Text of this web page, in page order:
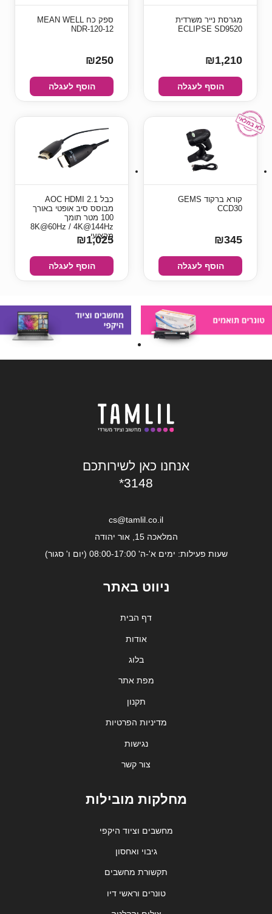
מגרסת נייר משרדית
ECLIPSE SD9520
₪1,210
הוסף לעגלה
ספק כח MEAN WELL
NDR-120-12
₪250
הוסף לעגלה
קורא ברקוד GEMS
CCD30
₪345
הוסף לעגלה
כבל AOC HDMI 2.1
מבוסס סיב אופטי באורך
100 מטר תומך
8K@60Hz / 4K@144Hz
מקצועי
₪1,025
הוסף לעגלה
אנחנו כאן לשירותכם
*3148
cs@tamlil.co.il
המלאכה 15, אור יהודה
שעות פעילות: ימים א'-ה' 08:00-17:00 (יום ו' סגור)
ניווט באתר
דף הבית
אודות
בלוג
מפת אתר
תקנון
מדיניות הפרטיות
נגישות
צור קשר
מחלקות מובילות
מחשבים וציוד היקפי
גיבוי ואחסון
תקשורת מחשבים
טונרים וראשי דיו